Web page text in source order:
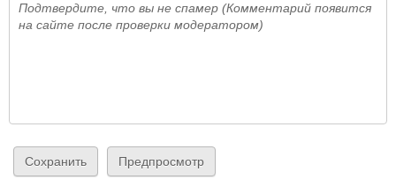
Подтвердите, что вы не спамер (Комментарий появится
на сайте после проверки модератором)